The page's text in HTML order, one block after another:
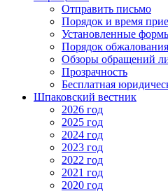
Отправить письмо
Порядок и время
Установленные
Порядок обжалования
Обзоры обращений
Прозрачность
Бесплатная
Шпаковский вестник
2026 год
2025 год
2024 год
2023 год
2022 год
2021 год
2020 год